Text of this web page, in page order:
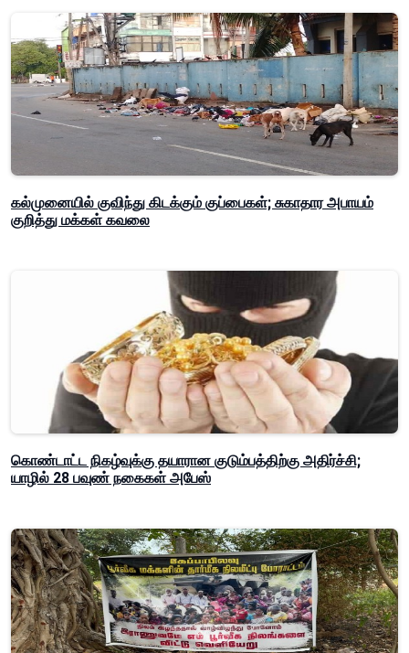
கல்முனையில் குவிந்து கிடக்கும் குப்பைகள்; சுகாதார அபாயம்
குறித்து மக்கள் கவலை
கொண்டாட்ட நிகழ்வுக்கு தயாரான குடும்பத்திற்கு அதிர்ச்சி;
யாழில் 28 பவுண் நகைகள் அபேஸ்